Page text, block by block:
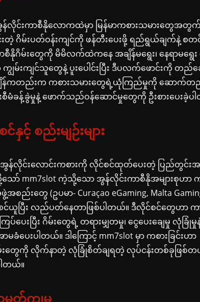
လိုင်းကာစီနိုလောကထဲမှာ မြန်မာကစားသမားတွေအ
င်းတဲ့ ဂိမ်းပတ်ဝန်းကျင်ကို ဖန်တီးပေးဖို့ ရည်ရွယ်ချက်နဲ့ စတ
မ်းတွေကို မိမိလက်ထဲကနေ အချိန်မရွေး၊ နေရာမရွေး
မ်းကျင်သူတွေနဲ့ ပူးပေါင်းပြီး ဒီပလက်ဖောင်းကို တည်
ျိန်ကတည်းက ကစားသမားတွေရဲ့ယုံကြည်မှုကို ဆောက်တ
စီမံခန့်ခွဲမှုနဲ့ ဖောက်သည်ဝန်ဆောင်မှုတွေကို ဦးစားပေးခဲ့ပ
င့် စည်းမျဉ်းများ
အွန်လိုင်းလောင်းကစားကို လိုင်စင်ထုတ်ပေးတဲ့ ပြည်တွင်
ာ် mm7slot ကဲ့သို့သော အွန်လိုင်းကာစီနိုအများစုဟာ က
းတွေ (ဥပမာ- Curaçao eGaming, Malta
ယူပြီး လည်ပတ်နေတာဖြစ်ပါတယ်။ ဒီလိုင်စင်တွေဟာ က
ပေးပြီး ဂိမ်းတွေရဲ့ တရားမျှတမှု၊ ငွေပေးချေမှု လုံခြုံမှု
ေးပါတယ်။ ဒါကြောင့် mm7slot မှာ ကစားခြင်းဟာ
းတွေကို လိုက်နာတဲ့ လုံခြုံစိတ်ချရတဲ့ လုပ်ငန်းတစ်ခုဖြစ်
တယ်။
မတ်ကျမှု